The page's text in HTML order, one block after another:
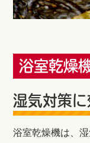
浴室乾燥
湿気対策
浴室乾燥機は、